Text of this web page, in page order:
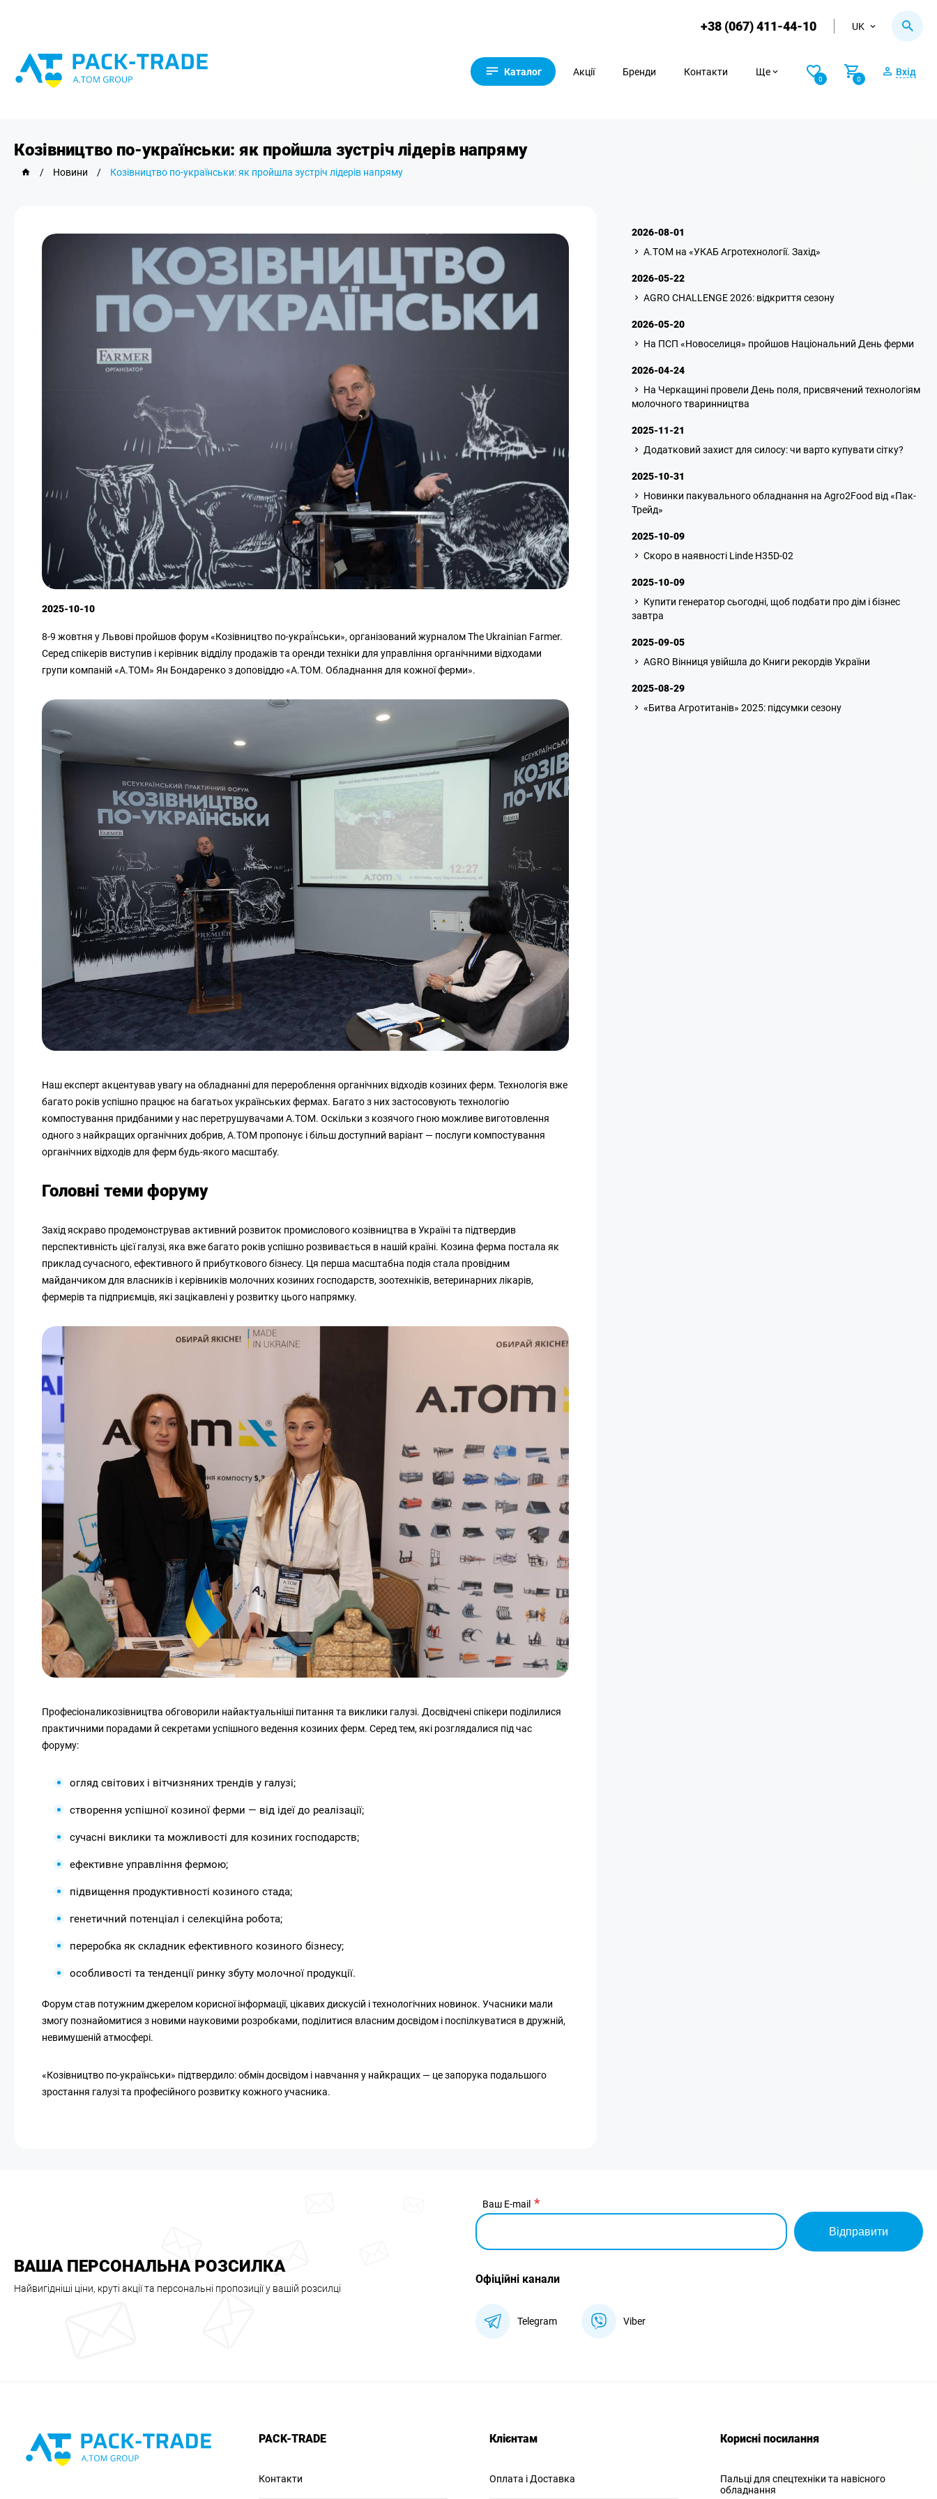
+38 (067) 411-44-10 UK
Каталог Акції Бренди Контакти Ще
0 0
Вхід
Козівництво по-українськи: як пройшла зустріч лідерів напряму
/ Новини / Козівництво по-українськи: як пройшла зустріч лідерів напряму
2025-10-10
8-9 жовтня у Львові пройшов форум «Козівництво по-украї́нськи», організований журналом The Ukrainian Farmer.
Серед спікерів виступив і керівник відділу продажів та оренди техніки для управління органічними відходами
групи компаній «А.ТОМ» Ян Бондаренко з доповіддю «А.ТОМ. Обладнання для кожної ферми».
Наш експерт акцентував увагу на обладнанні для перероблення органічних відходів козиних ферм. Технологія вже
багато років успішно працює на багатьох українських фермах. Багато з них застосовують технологію
компостування придбаними у нас перетрушувачами А.ТОМ. Оскільки з козячого гною можливе виготовлення
одного з найкращих органічних добрив, А.ТОМ пропонує і більш доступний варіант — послуги компостування
органічних відходів для ферм будь-якого масштабу.
Головні теми форуму
Захід яскраво продемонстрував активний розвиток промислового козівництва в Україні та підтвердив
перспективність цієї галузі, яка вже багато років успішно розвивається в нашій країні. Козина ферма постала як
приклад сучасного, ефективного й прибуткового бізнесу. Ця перша масштабна подія стала провідним
майданчиком для власників і керівників молочних козиних господарств, зоотехніків, ветеринарних лікарів,
фермерів та підприємців, які зацікавлені у розвитку цього напрямку.
Професіоналикозівництва обговорили найактуальніші питання та виклики галузі. Досвідчені спікери поділилися
практичними порадами й секретами успішного ведення козиних ферм. Серед тем, які розглядалися під час
форуму:
огляд світових і вітчизняних трендів у галузі;
створення успішної козиної ферми — від ідеї до реалізації;
сучасні виклики та можливості для козиних господарств;
ефективне управління фермою;
підвищення продуктивності козиного стада;
генетичний потенціал і селекційна робота;
переробка як складник ефективного козиного бізнесу;
особливості та тенденції ринку збуту молочної продукції.
Форум став потужним джерелом корисної інформації, цікавих дискусій і технологічних новинок. Учасники мали
змогу познайомитися з новими науковими розробками, поділитися власним досвідом і поспілкуватися в дружній,
невимушеній атмосфері.
«Козівництво по-українськи» підтвердило: обмін досвідом і навчання у найкращих — це запорука подальшого
зростання галузі та професійного розвитку кожного учасника.
2026-08-01
A.TOM на «УКАБ Агротехнології. Захід»
2026-05-22
AGRO CHALLENGE 2026: відкриття сезону
2026-05-20
На ПСП «Новоселиця» пройшов Національний День ферми
2026-04-24
На Черкащині провели День поля, присвячений технологіям
молочного тваринництва
2025-11-21
Додатковий захист для силосу: чи варто купувати сітку?
2025-10-31
Новинки пакувального обладнання на Agro2Food від «Пак-
Трейд»
2025-10-09
Скоро в наявності Linde H35D-02
2025-10-09
Купити генератор сьогодні, щоб подбати про дім і бізнес
завтра
2025-09-05
AGRO Вінниця увійшла до Книги рекордів України
2025-08-29
«Битва Агротитанів» 2025: підсумки сезону
ВАША ПЕРСОНАЛЬНА РОЗСИЛКА
Найвигідніші ціни, круті акції та персональні пропозиції у вашій розсилці
Ваш E-mail
Відправити
Офіційні канали
Telegram Viber
PACK-TRADE
Контакти
Клієнтам
Оплата і Доставка
Корисні посилання
Пальці для спецтехніки та навісного
обладнання